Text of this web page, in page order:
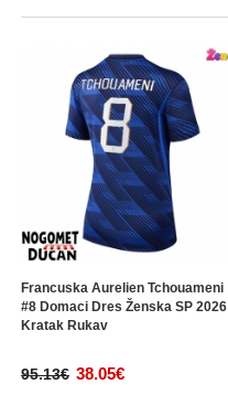
Francuska Aurelien Tchouameni
#8 Domaci Dres Ženska SP 2026
Kratak Rukav
95.13€ 38.05€